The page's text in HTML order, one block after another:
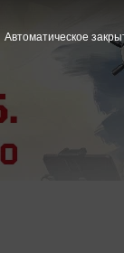
Автоматическое